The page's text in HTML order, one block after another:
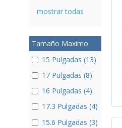
mostrar todas
Tamaño Maximo
15 Pulgadas (13)
17 Pulgadas (8)
16 Pulgadas (4)
17.3 Pulgadas (4)
15.6 Pulgadas (3)